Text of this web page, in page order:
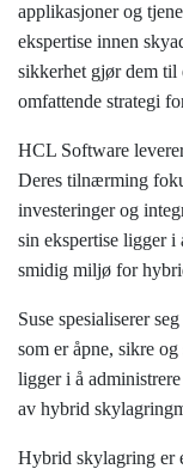
applikasjoner og
ekspertise innen
sikkerhet gjør dem til
omfattende strategi
HCL Software
Deres tilnærming
investeringer og
sin ekspertise ligger i
smidig miljø for
Suse spesialiserer
som er åpne, sikre
ligger i å
av hybrid
Hybrid skylagring er